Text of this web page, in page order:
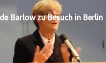
Barlow zu Besuch in Berlin